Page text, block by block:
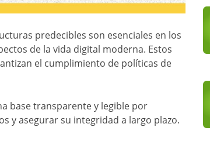
predecibles son esenciales en los
de la vida digital moderna. Estos
el cumplimiento de políticas de
base transparente y legible por
y asegurar su integridad a largo plazo.